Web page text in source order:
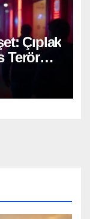
Çıplak
Terör